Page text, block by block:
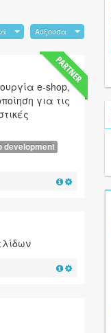
Αύξουσα
e-shop,
για τις
development